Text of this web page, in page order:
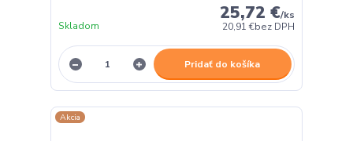
25,72 €/ks
20,91 €bez DPH
Skladom
Pridať do košíka
Akcia